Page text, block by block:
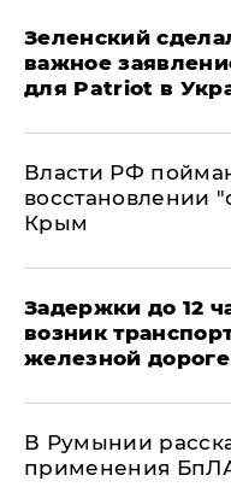
Зеленский
важное
для Patriot в
Власти РФ
восстановлении
Крым
Задержки до 12
возник
железной дороге
В Румынии
применения